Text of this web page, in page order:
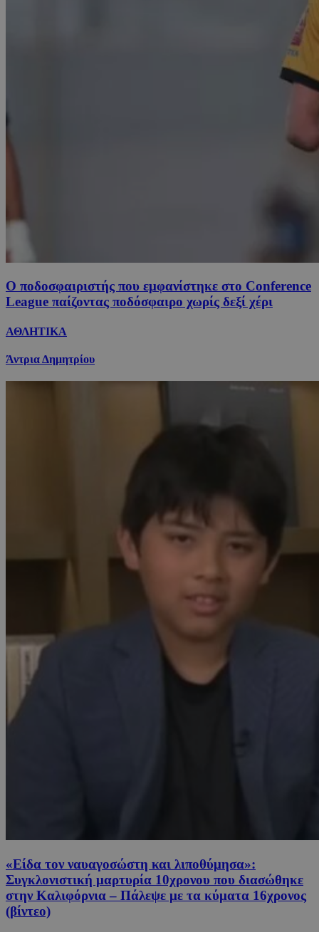
Ο ποδοσφαιριστής που εμφανίστηκε στο Conference
League παίζοντας ποδόσφαιρο χωρίς δεξί χέρι
ΑΘΛΗΤΙΚΑ
Άντρια Δημητρίου
«Είδα τον ναυαγοσώστη και λιποθύμησα»:
Συγκλονιστική μαρτυρία 10χρονου που διασώθηκε
στην Καλιφόρνια – Πάλεψε με τα κύματα 16χρονος
(βίντεο)